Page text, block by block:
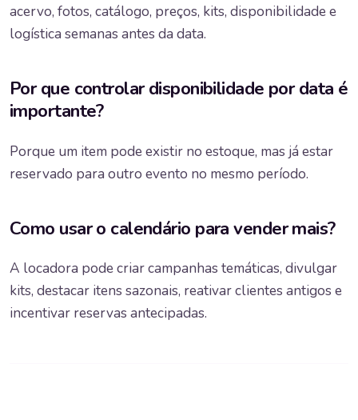
acervo, fotos, catálogo, preços, kits, disponibilidade e
logística semanas antes da data.
Por que controlar disponibilidade por data é
importante?
Porque um item pode existir no estoque, mas já estar
reservado para outro evento no mesmo período.
Como usar o calendário para vender mais?
A locadora pode criar campanhas temáticas, divulgar
kits, destacar itens sazonais, reativar clientes antigos e
incentivar reservas antecipadas.